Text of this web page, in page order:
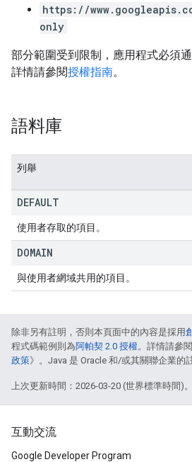
https://
only
部分範圍受到限制，應用程式必須
詳情請參閱授權指南。
語料庫
列舉
DEFAULT
使用者存取的項目。
DOMAIN
與使用者網域共用的項目。
除非另有註明，否則本頁面中的內容是採用
程式碼範例則為阿帕契 2.0 授權。詳情請參
政策》。Java 是 Oracle 和/或其關聯企業的
上次更新時間：2026-03-20 (世界標準時間)。
互動交流
Google Developer Program